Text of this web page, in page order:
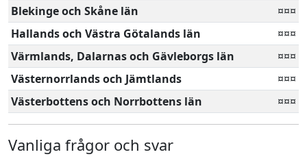
Blekinge och Skåne län
¤¤¤
Hallands och Västra Götalands län
¤¤¤
Värmlands, Dalarnas och Gävleborgs län
¤¤¤
Västernorrlands och Jämtlands
¤¤¤
Västerbottens och Norrbottens län
¤¤¤
Vanliga frågor och svar